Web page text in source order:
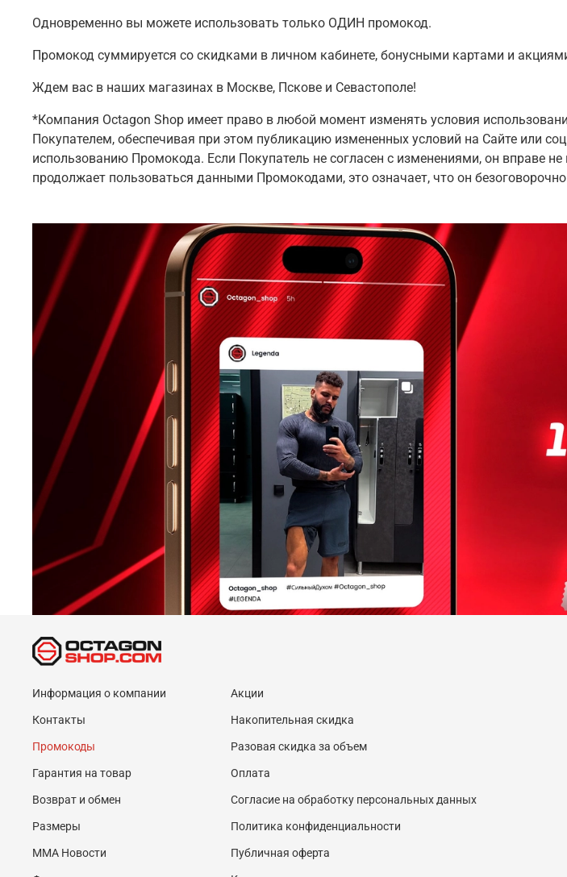
Одновременно вы можете использовать только ОДИН промокод.
Промокод суммируется со скидками в личном кабинете, бонусными картами и
Ждем вас в наших магазинах в Москве, Пскове и Севастополе!
*Компания Octagon Shop имеет право в любой момент изменять условия
Покупателем, обеспечивая при этом публикацию измененных условий на Сайте или
использованию Промокода. Если Покупатель не согласен с изменениями, он вправе
продолжает пользоваться данными Промокодами, это означает, что он
Информация о компании
Контакты
Промокоды
Гарантия на товар
Возврат и обмен
Размеры
MMA Новости
Акции
Накопительная скидка
Разовая скидка за объем
Оплата
Согласие на обработку персональных данных
Политика конфиденциальности
Публичная оферта